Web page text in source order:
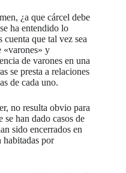
¿a que cárcel debe
ha entendido lo
que tal vez sea
«varones» y
de varones en una
se presta a relaciones
de cada uno.
no resulta obvio para
se han dado casos de
sido encerrados en
habitadas por